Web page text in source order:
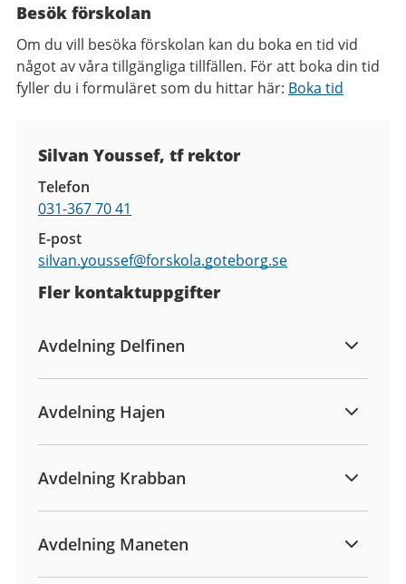
Besök förskolan
Om du vill besöka förskolan kan du boka en tid vid
något av våra tillgängliga tillfällen. För att boka din tid
fyller du i formuläret som du hittar här: Boka tid
Silvan Youssef, tf rektor
Telefon
031-367 70 41
E-post
silvan.youssef@forskola.goteborg.se
Fler kontaktuppgifter
Avdelning Delfinen
Avdelning Hajen
Avdelning Krabban
Avdelning Maneten